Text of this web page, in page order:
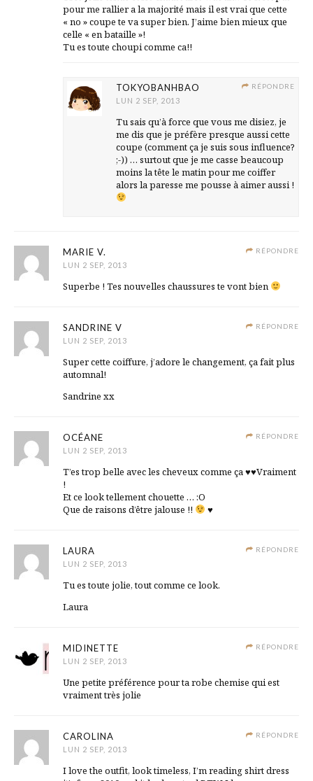
pour me rallier a la majorité mais il est vrai que cette
« no » coupe te va super bien. J’aime bien mieux que
celle « en bataille »!
Tu es toute choupi comme ca!!
RÉPONDRE
TOKYOBANHBAO
LUN 2 SEP, 2013
Tu sais qu’à force que vous me disiez, je
me dis que je préfère presque aussi cette
coupe (comment ça je suis sous influence?
;-)) … surtout que je me casse beaucoup
moins la tête le matin pour me coiffer
alors la paresse me pousse à aimer aussi !
RÉPONDRE
MARIE V.
LUN 2 SEP, 2013
Superbe ! Tes nouvelles chaussures te vont bien
RÉPONDRE
SANDRINE V
LUN 2 SEP, 2013
Super cette coiffure, j’adore le changement, ça fait plus
automnal!
Sandrine xx
RÉPONDRE
OCÉANE
LUN 2 SEP, 2013
T’es trop belle avec les cheveux comme ça ♥♥Vraiment
!
Et ce look tellement chouette … :O
Que de raisons d’être jalouse !!
♥
RÉPONDRE
LAURA
LUN 2 SEP, 2013
Tu es toute jolie, tout comme ce look.
Laura
RÉPONDRE
MIDINETTE
LUN 2 SEP, 2013
Une petite préférence pour ta robe chemise qui est
vraiment très jolie
RÉPONDRE
CAROLINA
LUN 2 SEP, 2013
I love the outfit, look timeless, I’m reading shirt dress